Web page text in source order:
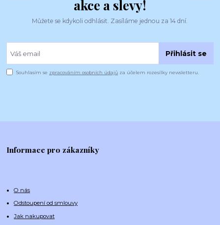
akce a slevy!
Můžete se kdykoli odhlásit. Zasíláme jednou za 14 dní.
Přihlásit se
Souhlasím se zpracováním osobních údajů za účelem rozesílky newsletteru.
Informace pro zákazníky
O nás
Odstoupení od smlouvy
Jak nakupovat